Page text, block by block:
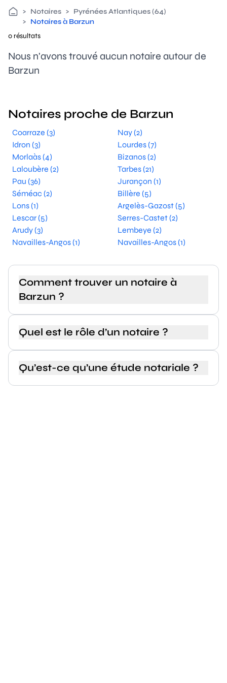
> Notaires > Pyrénées Atlantiques (64)
> Notaires à Barzun
0 résultats
Nous n'avons trouvé aucun notaire autour de
Barzun
Notaires proche de Barzun
Coarraze (3)
Nay (2)
Idron (3)
Lourdes (7)
Morlaàs (4)
Bizanos (2)
Laloubère (2)
Tarbes (21)
Pau (36)
Jurançon (1)
Séméac (2)
Billère (5)
Lons (1)
Argelès-Gazost (5)
Lescar (5)
Serres-Castet (2)
Arudy (3)
Lembeye (2)
Navailles-Angos (1)
Navailles-Angos (1)
Comment trouver un notaire à
Barzun ?
Quel est le rôle d’un notaire ?
Qu’est-ce qu’une étude notariale ?